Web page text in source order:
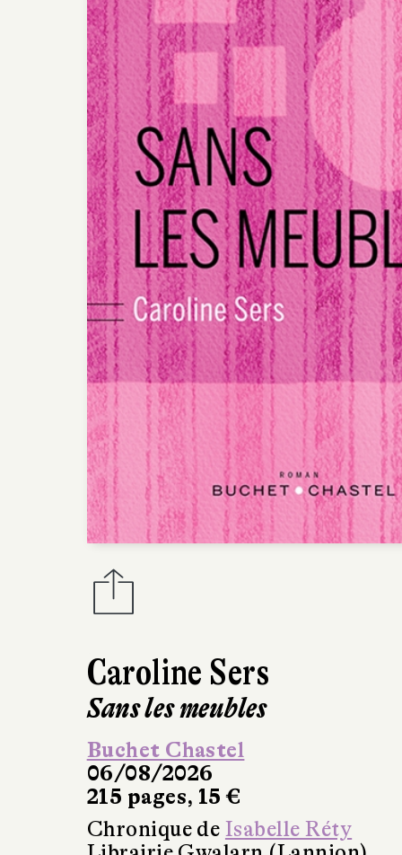
Caroline Sers
Sans les meubles
Buchet Chastel
06/08/2026
215 pages, 15 €
Chronique de Isabelle Réty